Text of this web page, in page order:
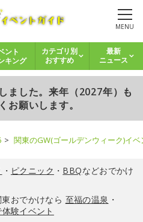
MENU
ント
キング
カテゴリ別
おすすめ
最新
ニュース
ました。来年（2027年）も
お願いします。
関東のGW(ゴールデンウィーク)イ
・ ピクニック ・ BBQなどおでかけ
おでかけなら 至福の温泉 ・
験イベント